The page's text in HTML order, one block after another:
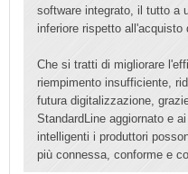
software integrato, il tutto a
inferiore rispetto all'acquisto
Che si tratti di migliorare
riempimento insufficiente,
futura digitalizzazione,
StandardLine aggiornato e
intelligenti i produttori
più connessa, conforme e